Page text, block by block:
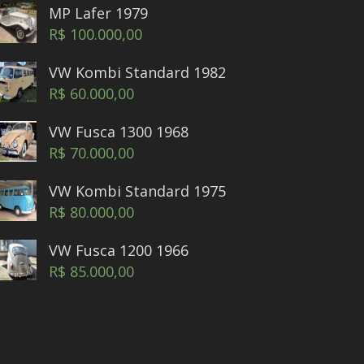
MP Lafer 1979
R$ 100.000,00
VW Kombi Standard 1982
R$ 60.000,00
VW Fusca 1300 1968
R$ 70.000,00
VW Kombi Standard 1975
R$ 80.000,00
VW Fusca 1200 1966
R$ 85.000,00